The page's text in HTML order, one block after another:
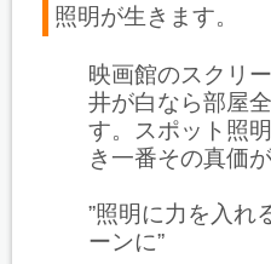
照明が生きます。
映画館のスクリ
井が白なら部屋
す。スポット照
き一番その真価
”照明に力を入れ
ーンに”